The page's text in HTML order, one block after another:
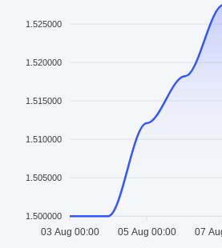
1.525000
1.520000
1.515000
1.510000
1.505000
1.500000
03 Aug 00:00 05 Aug 00:00 07